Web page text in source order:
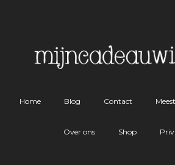
Home Blog Contact
Over ons Shop